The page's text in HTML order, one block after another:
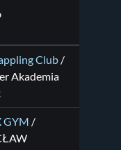
Club /
Akademia
GYM /